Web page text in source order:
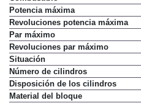
Potencia máxima
Revoluciones potencia máxima
Par máximo
Revoluciones par máximo
Situación
Número de cilindros
Disposición de los cilindros
Material del bloque